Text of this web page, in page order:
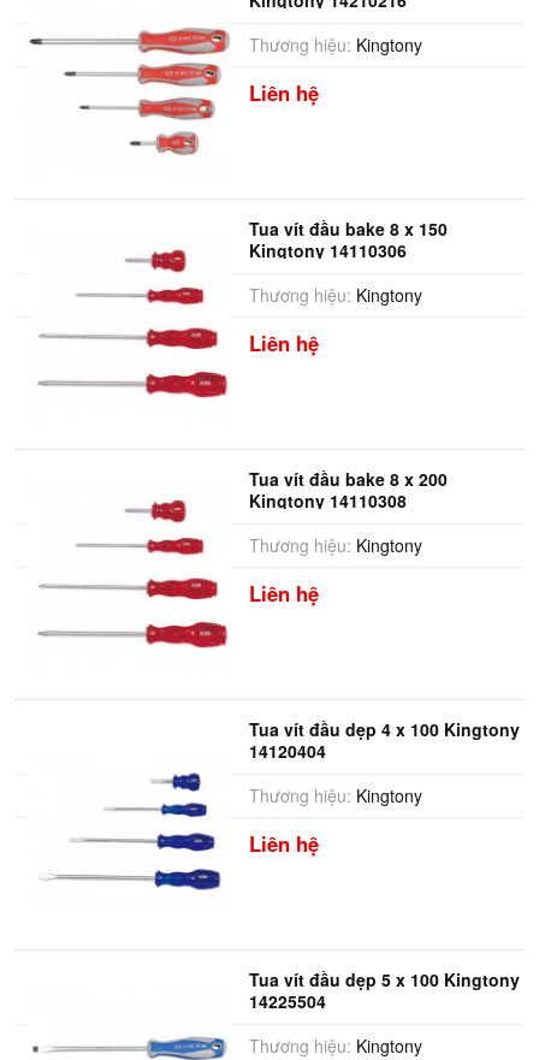
Thương hiệu: Kingtony
Liên hệ
Tua vít đầu bake 8 x 150
Kingtony 14110306
Thương hiệu: Kingtony
Liên hệ
Tua vít đầu bake 8 x 200
Kingtony 14110308
Thương hiệu: Kingtony
Liên hệ
Tua vít đầu dẹp 4 x 100 Kingtony
14120404
Thương hiệu: Kingtony
Liên hệ
Tua vít đầu dẹp 5 x 100 Kingtony
14225504
Thương hiệu: Kingtony